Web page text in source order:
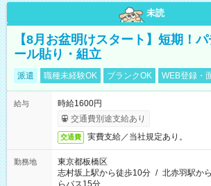
未読
【8月お盆明けスタート】短期！
ール貼り・組立
派遣 職種未経験OK ブランクOK WEB登録・
給与
時給1600円
交通費別途支給あり
交通費 実費支給／当社規定あり。
勤務地
東京都板橋区
志村坂上駅から徒歩10分 / 北赤羽駅か
らバス15分